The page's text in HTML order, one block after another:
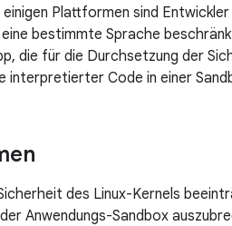
Plattformen sind
bestimmte Sprache
die für die Durchsetzung der
interpretierter Code in einer
des Linux-Kernels
Anwendungs-Sandbox